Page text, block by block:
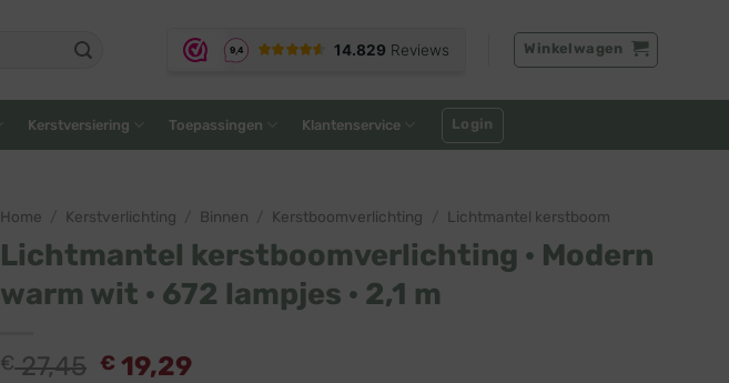
Winkelwagen
Kerstversiering Toepassingen Klantenservice Login
Home Kerstverlichting Binnen Kerstboomverlichting Lichtmantel kerstboom
Lichtmantel kerstboomverlichting · Modern
warm wit · 672 lampjes · 2,1 m
€27,45 € 19,29